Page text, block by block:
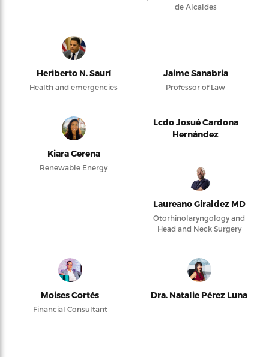
de Alcaldes
Heriberto N. Saurí
Health and emergencies
Jaime Sanabria
Professor of Law
Kiara Gerena
Renewable Energy
Lcdo Josué Cardona
Hernández
Laureano Giraldez MD
Otorhinolaryngology and
Head and Neck Surgery
Moises Cortés
Financial Consultant
Dra. Natalie Pérez Luna